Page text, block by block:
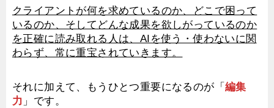
クライアントが何を求めているのか、どこで困って
いるのか、そしてどんな成果を欲しがっているのか
を正確に読み取れる人は、AIを使う・使わないに関
わらず、常に重宝されていきます。
それに加えて、もうひとつ重要になるのが「 編集
力 」です。